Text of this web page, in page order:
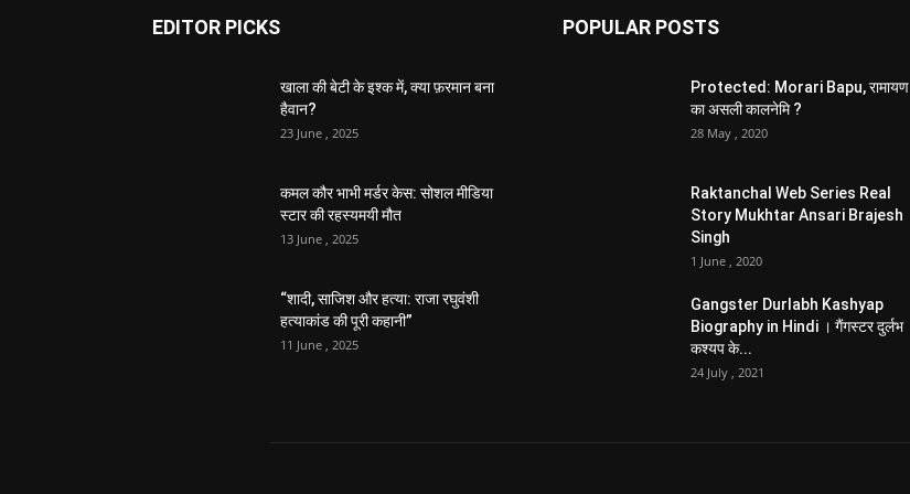
EDITOR PICKS
खाला की बेटी के इश्क में, क्या फ़रमान बना
हैवान?
23 June , 2025
कमल कौर भाभी मर्डर केस: सोशल मीडिया
स्टार की रहस्यमयी मौत
13 June , 2025
“शादी, साजिश और हत्या: राजा रघुवंशी
हत्याकांड की पूरी कहानी”
11 June , 2025
POPULAR POSTS
Protected: Morari Bapu, रामायण
का असली कालनेमि ?
28 May , 2020
Raktanchal Web Series Real
Story Mukhtar Ansari Brajesh
Singh
1 June , 2020
Gangster Durlabh Kashyap
Biography in Hindi । गैंगस्टर दुर्लभ
कश्यप के...
24 July , 2021